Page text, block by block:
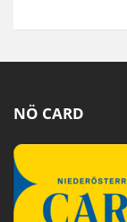
NÖ CARD